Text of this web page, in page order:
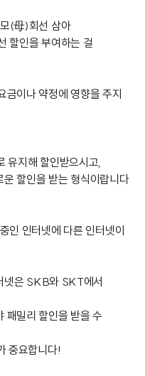
(母)회선 삼아
할인을 부여하는 걸
금이나 약정에 영향을 주지
유지해 할인받으시고,
할인을 받는 형식이랍니다
인 인터넷에 다른 인터넷이
넷은 SKB와 SKT에서
패밀리 할인을 받을 수
중요합니다!